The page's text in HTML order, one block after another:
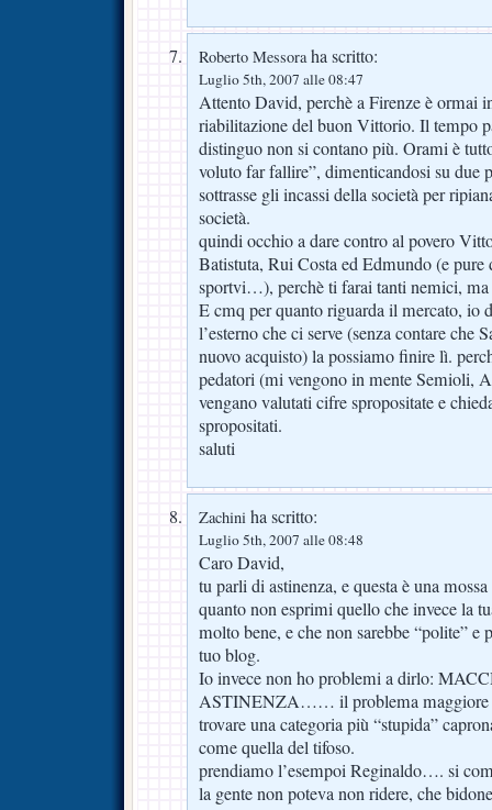
Roberto Messoraha scritto:
Luglio 5th, 2007 alle 08:47
Attento David, perchè a Firenze è ormai
riabilitazione del buon Vittorio. Il tempo
distinguo non si contano più. Orami è
voluto far fallire”, dimenticandosi su due
sottrasse gli incassi della società per
società.
quindi occhio a dare contro al povero
Batistuta, Rui Costa ed Edmundo (e
sportvi…), perchè ti farai tanti nemici, ma
E cmq per quanto riguarda il mercato, io
l’esterno che ci serve (senza contare che
nuovo acquisto) la possiamo finire lì.
pedatori (mi vengono in mente Semioli,
vengano valutati cifre spropositate e
spropositati.
saluti
Zachini ha scritto:
Luglio 5th, 2007 alle 08:48
Caro David,
tu parli di astinenza, e questa è una
quanto non esprimi quello che invece la
molto bene, e che non sarebbe “polite” e
tuo blog.
Io invece non ho problemi a dirlo:
ASTINENZA…… il problema maggiore
trovare una categoria più “stupida”
come quella del tifoso.
prendiamo l’esempoi Reginaldo…. si
la gente non poteva non ridere, che